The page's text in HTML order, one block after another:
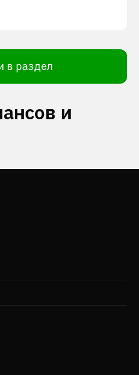
в раздел
и